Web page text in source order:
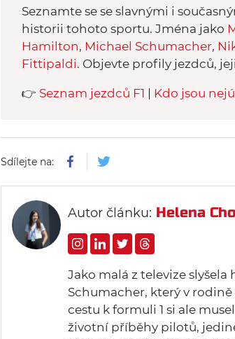
Seznamte se se slavnými i
historii tohoto sportu. Jména jako
Hamilton, Michael Schumacher,
Fittipaldi. Objevte profily jezdců,
👉 Seznam jezdců F1 Kdo jsou
Sdílejte na:
Autor článku: Helena
Jako malá z televize
Schumacher, který v
cestu k formuli 1 si ale
životní příběhy pilotů,